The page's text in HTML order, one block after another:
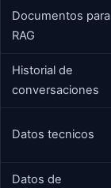
Documentos para
RAG
Historial de
conversaciones
Datos tecnicos
Datos de